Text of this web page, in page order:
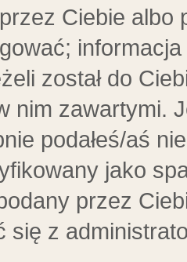
Ciebie albo
został do
nim zawartymi.
podałeś/aś
jako
przez
się z